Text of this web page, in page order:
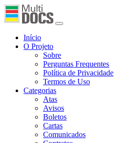
Início
O Projeto
Sobre
Perguntas Frequentes
Política de Privacidade
Termos de Uso
Categorias
Atas
Avisos
Boletos
Cartas
Comunicados